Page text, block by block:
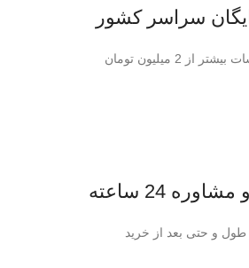
سراسر کشور
از 2 میلیون تومان
24 ساعته
طول و حتی بعد از خرید